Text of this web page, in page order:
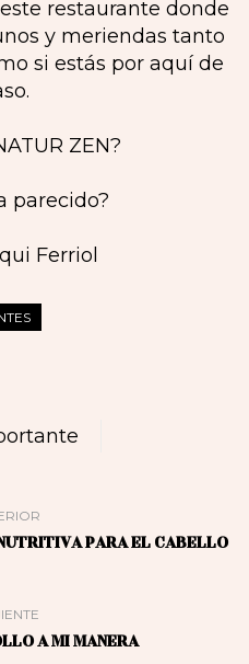
restaurante donde
y meriendas tanto
si estás por aquí de
ZEN?
parecido?
Ferriol
PARA EL CABELLO
A MI MANERA